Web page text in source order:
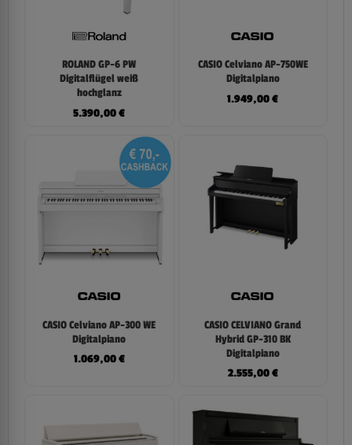
ROLAND GP-6 PW
Digitalflügel weiß
hochglanz
5.390,00€
CASIO Celviano AP-750WE
Digitalpiano
1.949,00€
CASIO Celviano AP-300 WE
Digitalpiano
1.069,00€
CASIO CELVIANO Grand
Hybrid GP-310 BK
Digitalpiano
2.555,00€